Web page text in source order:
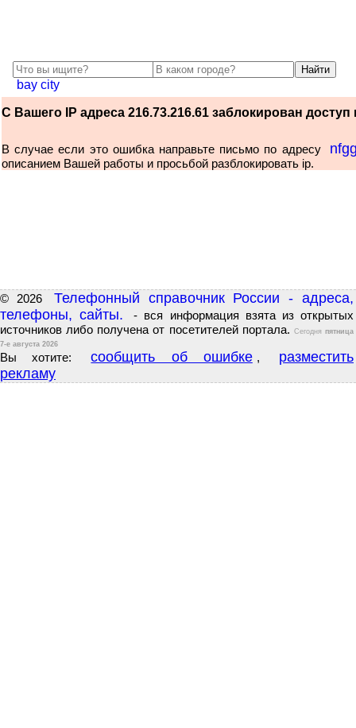
bay city
С Вашего IP адреса 216.73.216.61 заблокирован доступ
В случае если это ошибка направьте письмо по адресу
описанием Вашей работы и просьбой разблокировать ip.
© 2026
Телефонный справочник России - адреса,
телефоны, сайты.
- вся информация взята из открытых
источников либо получена от посетителей портала. Сегодняпятница
7-е августа 2026
Вы хотите: сообщить об ошибке ,
разместить
рекламу